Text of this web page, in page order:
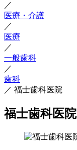
／
医療・介護
／
医療
／
一般歯科
／
歯科
／ 福士歯科医院
福士歯科医院